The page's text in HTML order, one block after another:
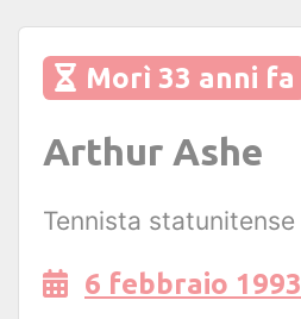
Morì 33 anni fa
Arthur Ashe
Tennista statunitense
6 febbraio 1993